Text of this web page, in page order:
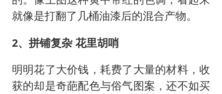
就像是打翻了几桶油漆后的混合产物。
2、拼铺复杂 花里胡哨
明明花了大价钱，耗费了大量的材料，收
获的却是奇葩配色与俗气图案，还不如买